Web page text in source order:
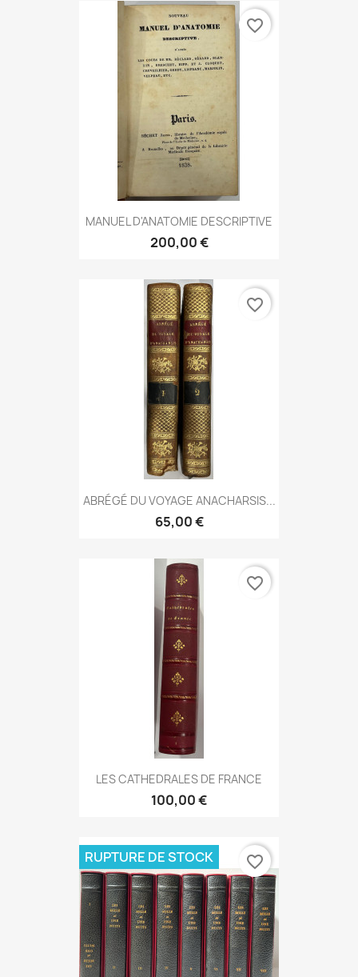
MANUEL D'ANATOMIE DESCRIPTIVE
200,00 €
favorite_border
ABRÉGÉ DU VOYAGE ANACHARSIS...
65,00 €
favorite_border
LES CATHEDRALES DE FRANCE
100,00 €
favorite_border
RUPTURE DE STOCK favorite_border